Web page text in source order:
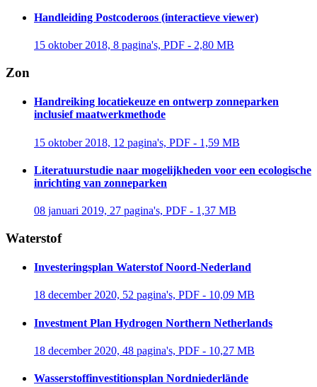
Handleiding Postcoderoos (interactieve viewer)
15 oktober 2018, 8 pagina's, PDF - 2,80 MB
Zon
Handreiking locatiekeuze en ontwerp zonneparken
inclusief maatwerkmethode
15 oktober 2018, 12 pagina's, PDF - 1,59 MB
Literatuurstudie naar mogelijkheden voor een ecologische
inrichting van zonneparken
08 januari 2019, 27 pagina's, PDF - 1,37 MB
Waterstof
Investeringsplan Waterstof Noord-Nederland
18 december 2020, 52 pagina's, PDF - 10,09 MB
Investment Plan Hydrogen Northern Netherlands
18 december 2020, 48 pagina's, PDF - 10,27 MB
Wasserstoffinvestitionsplan Nordniederlände